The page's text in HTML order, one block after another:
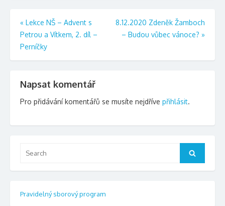
Navigace
pro
příspěvek
« Lekce NŠ – Advent s
Petrou a Vítkem, 2. díl –
Perníčky
8.12.2020 Zdeněk Žamboch
– Budou vůbec vánoce? »
Napsat komentář
Pro přidávání komentářů se musíte nejdříve přihlásit.
Search
Pravidelný sborový program